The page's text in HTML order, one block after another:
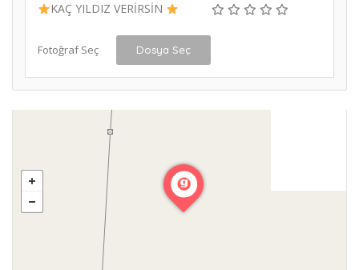
KAÇ YILDIZ VERİRSİN
Fotoğraf Seç Dosya Seç